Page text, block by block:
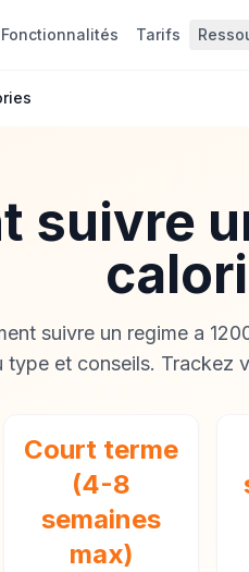
Fonctionnalités Tarifs
suivre
suivre un regime a
type et conseils. Trackez
Court terme
(4-8
semaines
max)